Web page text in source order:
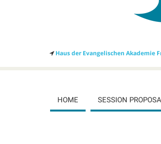
Haus der Evangelischen Akademie
HOME SESSION